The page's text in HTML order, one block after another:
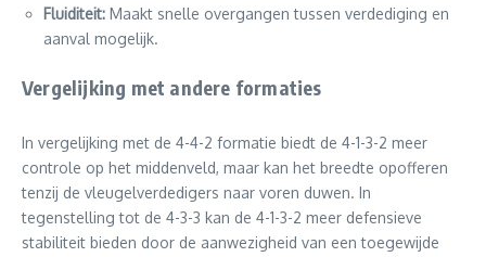
Fluiditeit: Maakt snelle overgangen tussen verdediging en
aanval mogelijk.
Vergelijking met andere formaties
In vergelijking met de 4-4-2 formatie biedt de 4-1-3-2 meer
controle op het middenveld, maar kan het breedte opofferen
tenzij de vleugelverdedigers naar voren duwen. In
tegenstelling tot de 4-3-3 kan de 4-1-3-2 meer defensieve
stabiliteit bieden door de aanwezigheid van een toegewijde